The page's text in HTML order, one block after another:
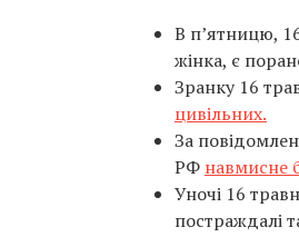
В п’ятницю,
жінка, є
Зранку 16
цивільних.
За
РФ навмисне
Уночі 16
постраждалі